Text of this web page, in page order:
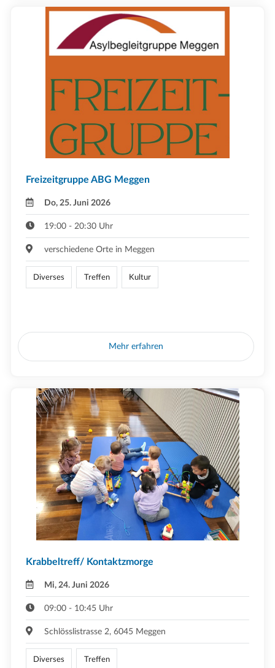
Freizeitgruppe ABG Meggen
Do, 25. Juni 2026
19:00 - 20:30 Uhr
verschiedene Orte in Meggen
Diverses Treffen Kultur
Mehr erfahren
Krabbeltreff/ Kontaktzmorge
Mi, 24. Juni 2026
09:00 - 10:45 Uhr
Schlösslistrasse 2, 6045 Meggen
Diverses Treffen